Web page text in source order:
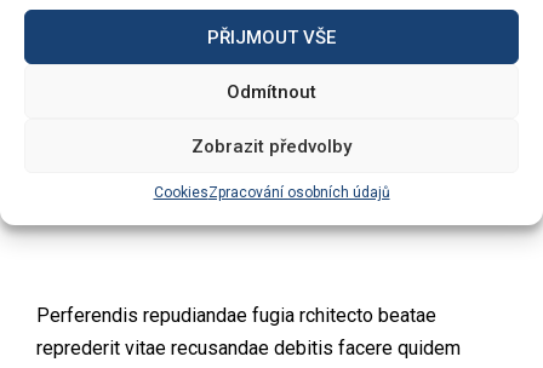
PŘIJMOUT VŠE
Odmítnout
Zobrazit předvolby
CookiesZpracování osobních údajů
Perferendis repudiandae fugia rchitecto beatae
reprederit vitae recusandae debitis facere quidem